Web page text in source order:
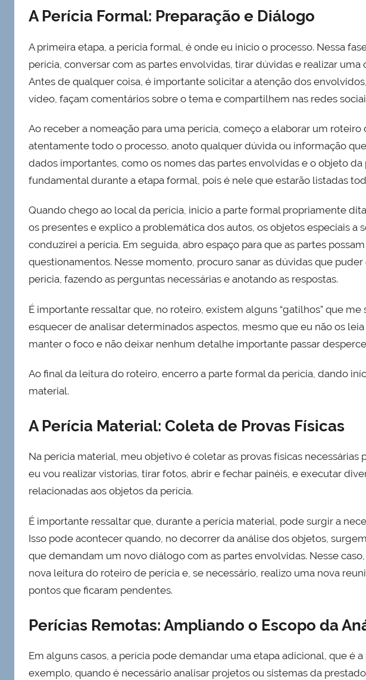
A Perícia Formal: Preparação e Diálogo
A primeira etapa, a perícia formal, é onde eu inicio o processo. Nessa
perícia, conversar com as partes envolvidas, tirar dúvidas e realizar
Antes de qualquer coisa, é importante solicitar a atenção dos
vídeo, façam comentários sobre o tema e compartilhem nas redes
Ao receber a nomeação para uma perícia, começo a elaborar um
atentamente todo o processo, anoto qualquer dúvida ou informação
dados importantes, como os nomes das partes envolvidas e o objeto da
fundamental durante a etapa formal, pois é nele que estarão listadas
Quando chego ao local da perícia, inicio a parte formal propriamente
os presentes e explico a problemática dos autos, os objetos especiais a
conduzirei a perícia. Em seguida, abro espaço para que as partes
questionamentos. Nesse momento, procuro sanar as dúvidas que
perícia, fazendo as perguntas necessárias e anotando as respostas.
É importante ressaltar que, no roteiro, existem alguns “gatilhos” que
esquecer de analisar determinados aspectos, mesmo que eu não os leia
manter o foco e não deixar nenhum detalhe importante passar
Ao final da leitura do roteiro, encerro a parte formal da perícia, dando
material.
A Perícia Material: Coleta de Provas Físicas
Na perícia material, meu objetivo é coletar as provas físicas necessárias
eu vou realizar vistorias, tirar fotos, abrir e fechar painéis, e executar
relacionadas aos objetos da perícia.
É importante ressaltar que, durante a perícia material, pode surgir a
Isso pode acontecer quando, no decorrer da análise dos objetos,
que demandam um novo diálogo com as partes envolvidas. Nesse
nova leitura do roteiro de perícia e, se necessário, realizo uma nova
pontos que ficaram pendentes.
Perícias Remotas: Ampliando o Escopo da
Em alguns casos, a perícia pode demandar uma etapa adicional, que é
exemplo, quando é necessário analisar projetos ou sistemas da